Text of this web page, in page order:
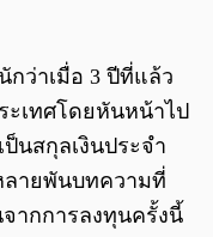
กว่าเมื่อ 3 ปีที่แล้ว
ะเทศโดยหันหน้าไป
นสกุลเงินประจำ
ลายพันบทความที่
จากการลงทุนครั้งนี้